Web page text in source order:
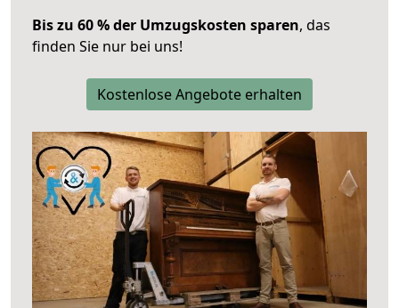
Bis zu 60 % der Umzugskosten sparen, das
finden Sie nur bei uns!
Kostenlose Angebote erhalten